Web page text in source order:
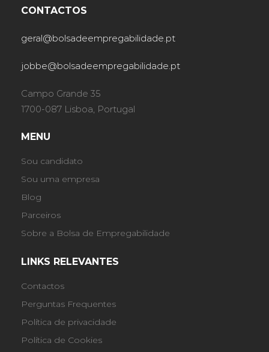
CONTACTOS
geral@bolsadeempregabilidade.pt
jobbe@bolsadeempregabilidade.pt
Campo Grande 35
1700-087 Lisboa, Portugal
MENU
Sou candidato
Sou uma empresa
Blog
Parceiros
Sobre a Bolsa de Empregabilidade
LINKS RELEVANTES
Contactos
Perguntas Frequentes
Política de privacidade
Política de Cookies